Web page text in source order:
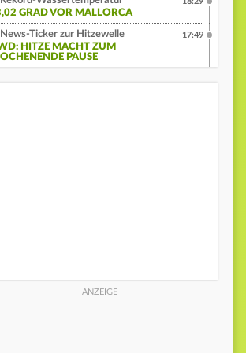
GRAD VOR MALLORCA
News-Ticker zur Hitzewelle
HITZE MACHT ZUM
PAUSE
17:49